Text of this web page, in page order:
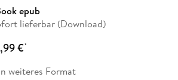
epub
lieferbar (Download)
€*
weiteres Format